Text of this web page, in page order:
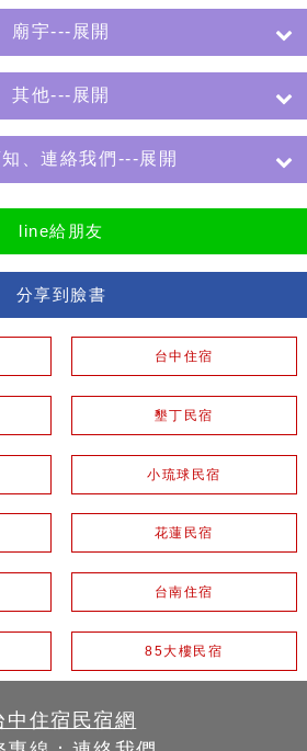
廟宇---展開
其他---展開
、連絡我們---展開
line給朋友
分享到臉書
台中住宿
墾丁民宿
小琉球民宿
花蓮民宿
台南住宿
85大樓民宿
中住宿民宿網